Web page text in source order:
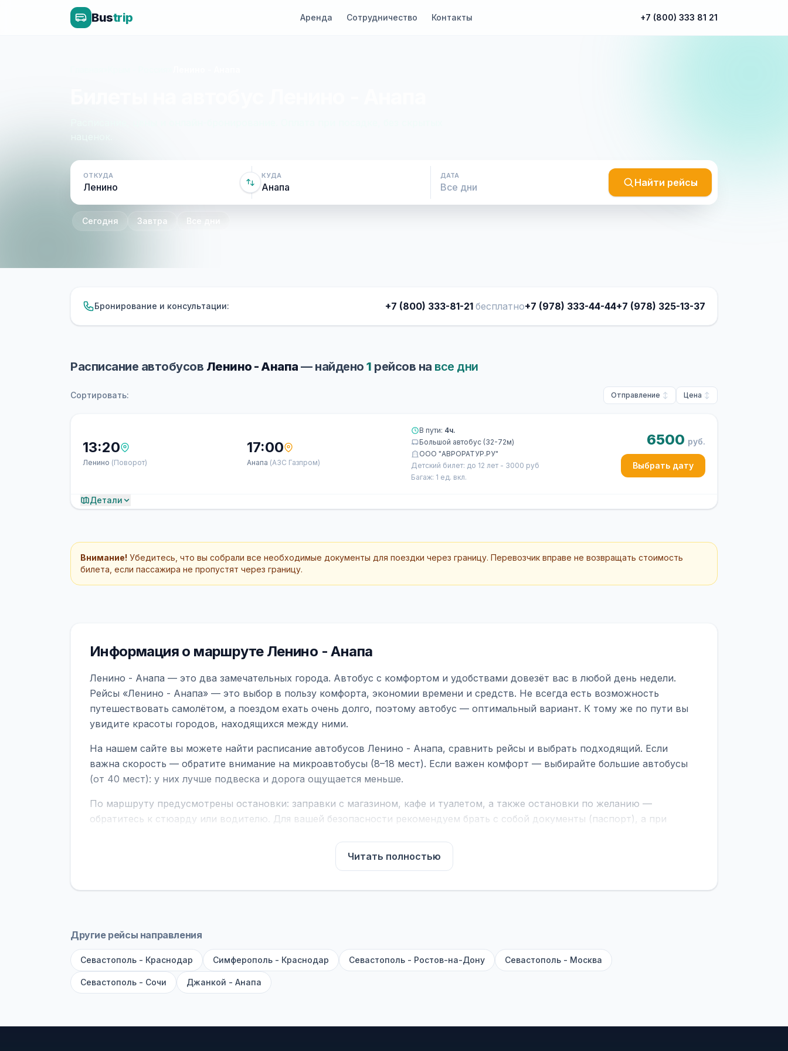
Bustrip Аренда Сотрудничество Контакты +7 (800) 333 81 21
ОТКУДА КУДА ДАТА
Найти рейсы
Сегодня Завтра Все дни
Бронирование и консультации: +7 (800) 333-81-21 бесплатно+7 (978) 333-44-44+7 (978) 325-13-37
Расписание автобусов Ленино - Анапа — найдено 1 рейсов на все дни
Сортировать: Отправление Цена
13:20
Ленино (Поворот)
17:00
Анапа (АЗС Газпром)
В пути: 4ч.
Большой автобус (32-72м)
ООО "АВРОРАТУР.РУ"
Детский билет: до 12 лет - 3000 руб
Багаж: 1 ед. вкл.
6500 руб.
Выбрать дату
Детали
Внимание! Убедитесь, что вы собрали все необходимые документы для поездки через границу. Перевозчик вправе не возвращать стоимость
билета, если пассажира не пропустят через границу.
Информация о маршруте Ленино - Анапа
Ленино - Анапа — это два замечательных города. Автобус с комфортом и удобствами довезёт вас в любой день недели.
Рейсы «Ленино - Анапа» — это выбор в пользу комфорта, экономии времени и средств. Не всегда есть возможность
путешествовать самолётом, а поездом ехать очень долго, поэтому автобус — оптимальный вариант. К тому же по пути вы
увидите красоты городов, находящихся между ними.
На нашем сайте вы можете найти расписание автобусов Ленино - Анапа, сравнить рейсы и выбрать подходящий. Если
важна скорость — обратите внимание на микроавтобусы (8–18 мест). Если важен комфорт — выбирайте большие автобусы
(от 40 мест): у них лучше подвеска и дорога ощущается меньше.
По маршруту предусмотрены остановки: заправки с магазином, кафе и туалетом, а также остановки по желанию —
обратитесь к стюарду или водителю. Для вашей безопасности рекомендуем брать с собой документы (паспорт), а при
В автобусах есть всё необходимое для комфортной поездки: регулировка сидений, кондиционер, отопление, зарядка
устройств, вода, пледы. На больших автобусах работают стюарды. У нас
оплата производится только при посадке, печатать билет заранее не нужно.
рейсов вы увидите время выезда, место посадки, время и место прибытия, время в пути и цену. Кнопка «Детали рейса»
Удачных поездок! С уважением, командаBUSTRIP.PRO
Читать полностью
Другие рейсы направления
Севастополь - Краснодар Симферополь - Краснодар Севастополь - Ростов-на-Дону Севастополь - Москва
Севастополь - Сочи Джанкой - Анапа